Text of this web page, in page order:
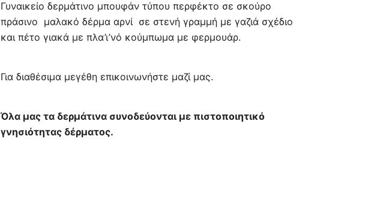
was:
390,00 €.
τιμή
είναι:
185,00 €.
Γυναικείο δερμάτινο μπουφάν τύπου περφέκτο σε σκούρο
πράσινο μαλακό δέρμα αρνί σε στενή γραμμή με γαζιά σχέδιο
και πέτο γιακά με πλα’ι’νό κούμπωμα με φερμουάρ.
Για διαθέσιμα μεγέθη επικοινωνήστε μαζί μας.
Όλα μας τα δερμάτινα συνοδεύονται με πιστοποιητικό
γνησιότητας δέρματος.